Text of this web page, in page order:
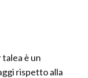
è un
rispetto alla